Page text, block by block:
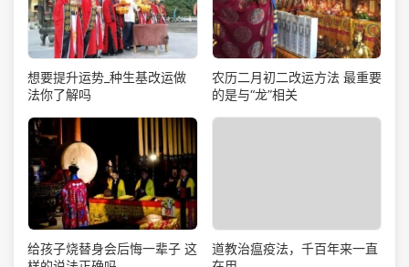
想要提升运势_种生基改运做
法你了解吗
农历二月初二改运方法 最重要
的是与“龙”相关
给孩子烧替身会后悔一辈子 这
道教治瘟疫法，千百年来一直